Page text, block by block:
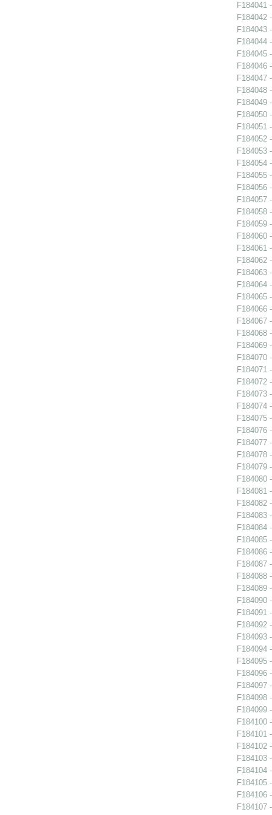
F184041
F184042
F184043
F184044
F184045
F184046
F184047
F184048
F184049
F184050
F184051
F184052
F184053
F184054
F184055
F184056
F184057
F184058
F184059
F184060
F184061
F184062
F184063
F184064
F184065
F184066
F184067
F184068
F184069
F184070
F184071
F184072
F184073
F184074
F184075
F184076
F184077
F184078
F184079
F184080
F184081
F184082
F184083
F184084
F184085
F184086
F184087
F184088
F184089
F184090
F184091
F184092
F184093
F184094
F184095
F184096
F184097
F184098
F184099
F184100
F184101
F184102
F184103
F184104
F184105
F184106
F184107